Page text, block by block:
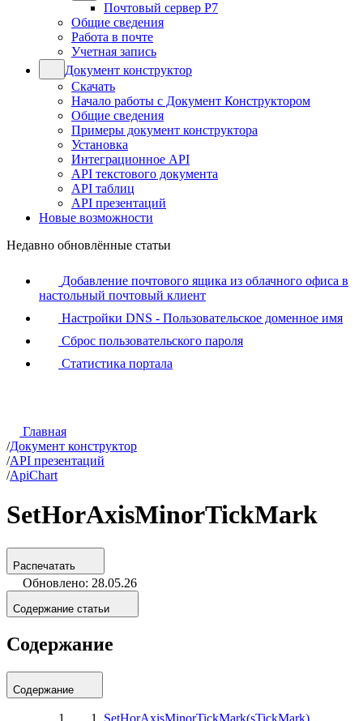
Почтовый сервер Р7
Общие сведения
Работа в почте
Учетная запись
Документ конструктор
Скачать
Начало работы с Документ Конструктором
Общие сведения
Примеры документ конструктора
Установка
Интеграционное API
API текстового документа
API таблиц
API презентаций
Новые возможности
Недавно обновлённые статьи
Добавление почтового ящика из облачного офиса в
настольный почтовый клиент
Настройки DNS - Пользовательское доменное имя
Сброс пользовательского пароля
Статистика портала
Главная
/Документ конструктор
/API презентаций
/ApiChart
SetHorAxisMinorTickMark
Распечатать
Обновлено: 28.05.26
Содержание статьи
Содержание
Содержание
SetHorAxisMinorTickMark(sTickMark)